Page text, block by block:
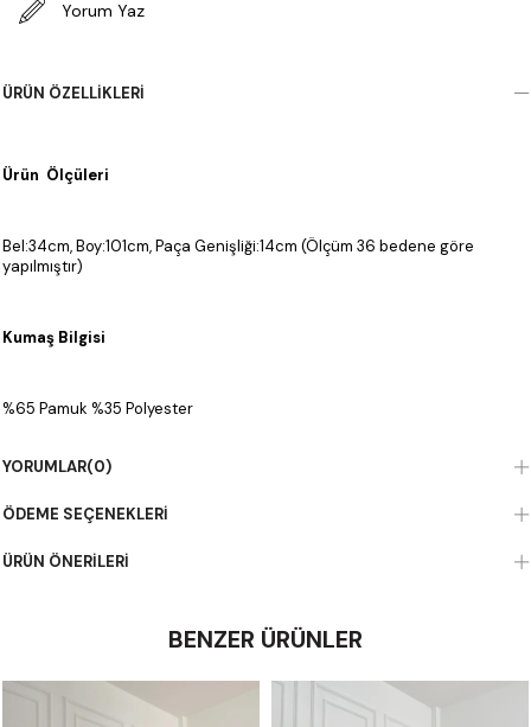
Yorum Yaz
ÜRÜN ÖZELLIKLERI
Ürün Ölçüleri
Bel:34cm, Boy:101cm, Paça Genişliği:14cm (Ölçüm 36 bedene göre
yapılmıştır)
Kumaş Bilgisi
%65 Pamuk %35 Polyester
YORUMLAR(0)
ÖDEME SEÇENEKLERI
ÜRÜN ÖNERILERI
BENZER ÜRÜNLER